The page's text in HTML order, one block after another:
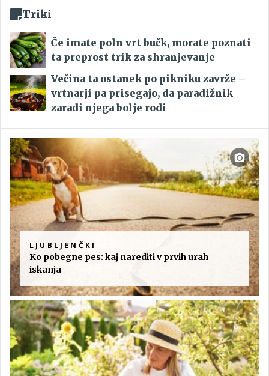
Triki
Če imate poln vrt bučk, morate poznati
ta preprost trik za shranjevanje
Večina ta ostanek po pikniku zavrže –
vrtnarji pa prisegajo, da paradižnik
zaradi njega bolje rodi
LJUBLJENČKI
Ko pobegne pes: kaj narediti v prvih urah
iskanja